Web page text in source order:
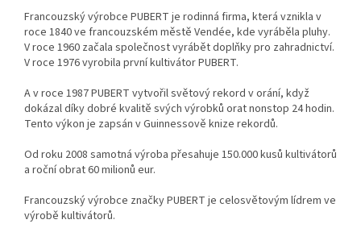
Francouzský výrobce PUBERT je rodinná firma, která vznikla v
roce 1840 ve francouzském městě Vendée, kde vyráběla pluhy.
V roce 1960 začala společnost vyrábět doplňky pro zahradnictví.
V roce 1976 vyrobila první kultivátor PUBERT.
A v roce 1987 PUBERT vytvořil světový rekord v orání, když
dokázal díky dobré kvalitě svých výrobků orat nonstop 24 hodin.
Tento výkon je zapsán v Guinnessově knize rekordů.
Od roku 2008 samotná výroba přesahuje 150.000 kusů kultivátorů
a roční obrat 60 milionů eur.
Francouzský výrobce značky PUBERT je celosvětovým lídrem ve
výrobě kultivátorů.